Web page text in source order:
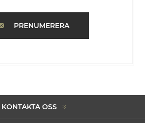
PRENUMERERA
KONTAKTA OSS